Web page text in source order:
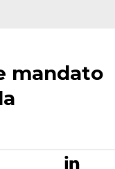
mandato